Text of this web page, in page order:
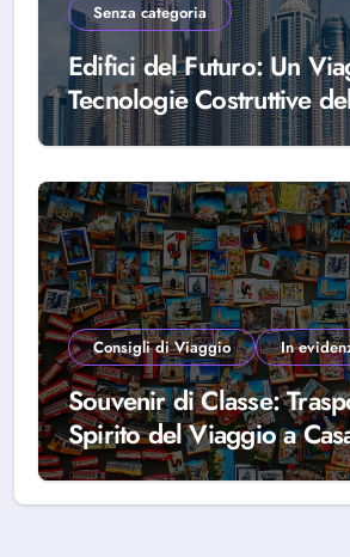
Senza categoria
Edifici del Futuro: Un
Tecnologie Costruttive
Consigli di Viaggio In
Souvenir di Classe:
Spirito del Viaggio a